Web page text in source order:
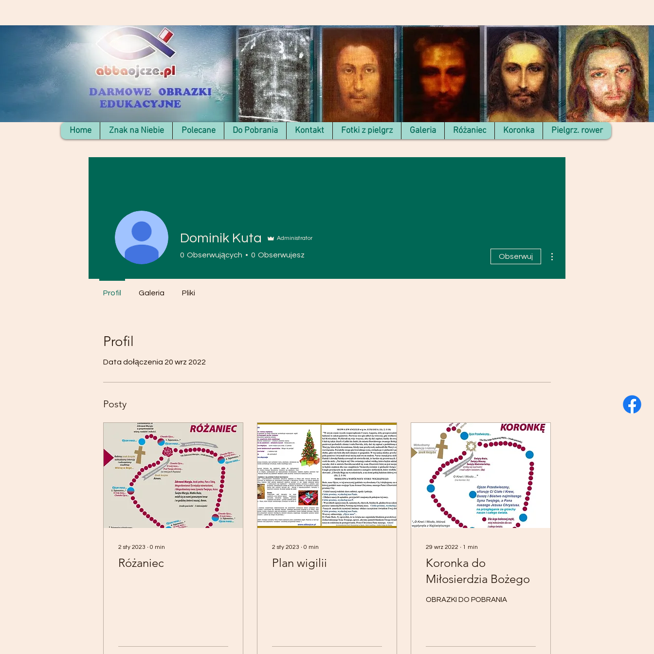
Home Znak na Niebie Polecane Do Pobrania Kontakt Fotki z pielgrz Galeria Różaniec Koronka Pielgrz. rower
Profil
Data dołączenia 20 wrz 2022
Posty
2 sty 2023 ∙ 0 min
Różaniec
2 sty 2023 ∙ 0 min
Plan wigilii
29 wrz 2022 ∙ 1 min
Koronka do
Miłosierdzia Bożego
OBRAZKI DO POBRANIA
Dominik Kuta Administrator
0 Obserwujących 0 Obserwujesz Obserwuj
Profil Galeria Pliki